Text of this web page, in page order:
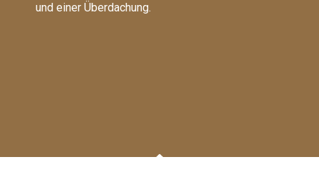
und einer Überdachung.